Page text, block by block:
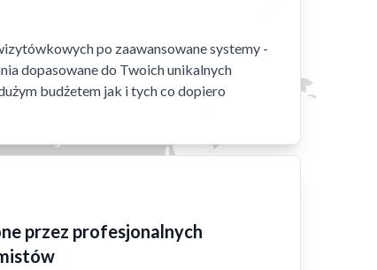
po zaawansowane systemy -
dopasowane do Twoich unikalnych
budżetem jak i tych co dopiero
przez profesjonalnych